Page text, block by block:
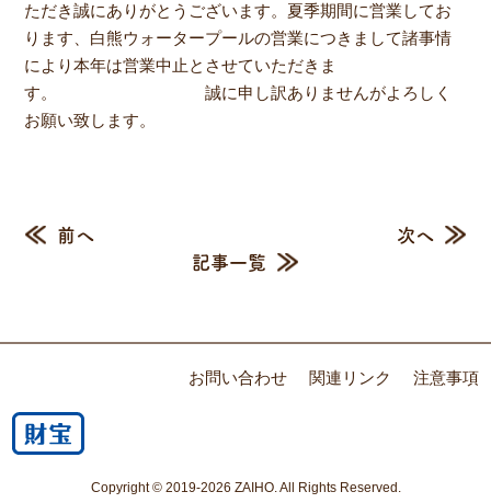
ただき誠にありがとうございます。夏季期間に営業してお
ります、白熊ウォータープールの営業につきまして諸事情
により本年は営業中止とさせていただきま
す。 誠に申し訳ありませんがよろしく
お願い致します。
次へ
前へ
記事一覧
お問い合わせ 関連リンク 注意事項
Copyright © 2019-2026 ZAIHO. All Rights Reserved.